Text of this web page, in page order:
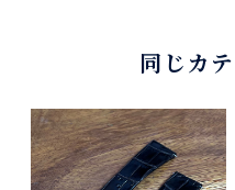
同じカ